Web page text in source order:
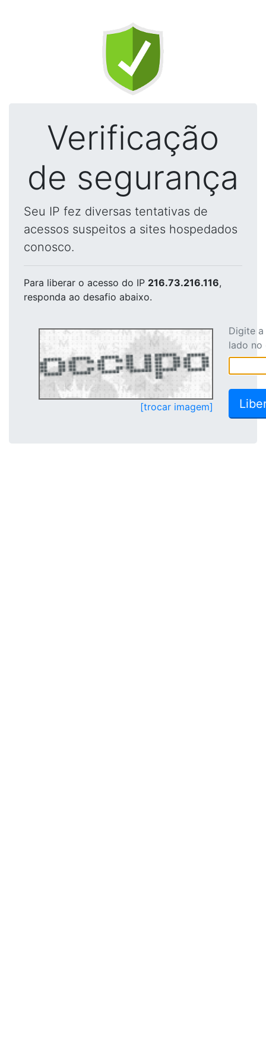
Verificação
de segurança
Seu IP fez diversas tentativas de
acessos suspeitos a sites hospedados
conosco.
Para liberar o acesso do IP 216.73.216.116,
responda ao desafio abaixo.
[trocar imagem]
Digite
lado no